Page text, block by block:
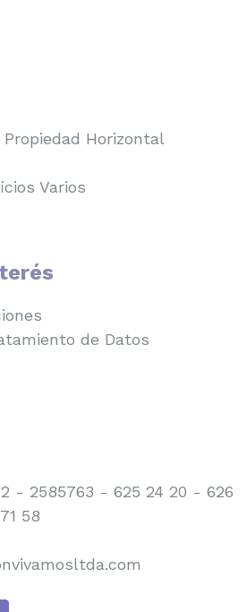
Horizontal
Varios
de Datos
- 2585763 - 625 24 20 - 626
58